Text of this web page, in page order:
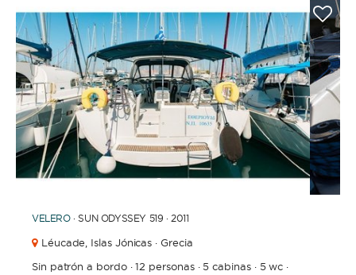
VELERO · SUN ODYSSEY 519 · 2011
Léucade, Islas Jónicas · Grecia
Sin patrón a bordo·12 personas· 5 cabinas· 5 wc ·